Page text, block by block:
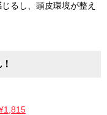
るし、頭皮環境が整え